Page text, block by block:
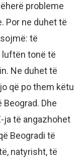
probleme
Por ne duhet të
të
luftën tonë të
Ne duhet të
që po them këtu
Dhe
ja të angazhohet
Beogradi të
natyrisht, të